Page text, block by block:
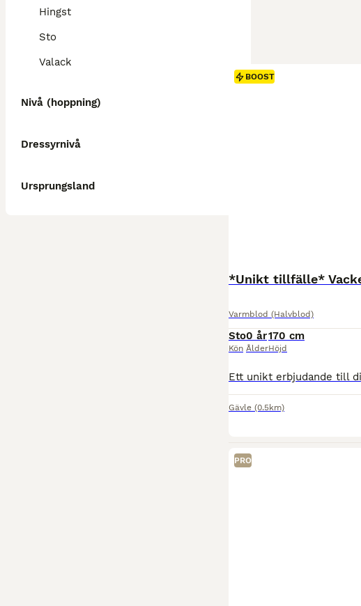
Hingst
Sto
Valack
Nivå (hoppning)
Dressyrnivå
Ursprungsland
BOOST
*Unikt tillfälle*
Varmblod (Halvblod)
Sto
Kön
0 år
Ålder
170 cm
Höjd
Gävle (0.5km)
PRO